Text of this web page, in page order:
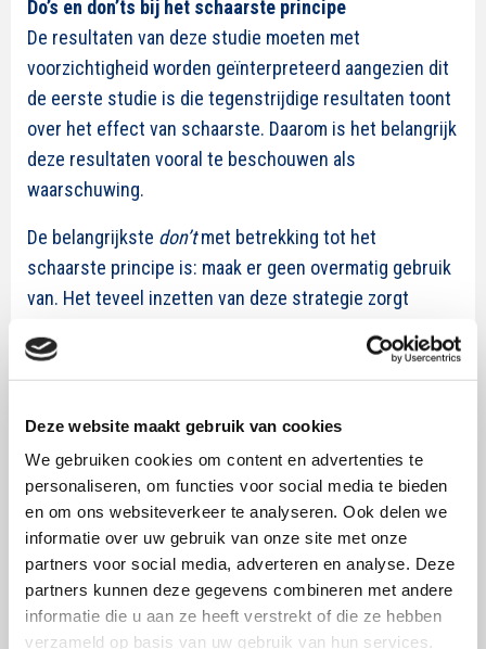
Deze website maakt gebruik van cookies
We gebruiken cookies om content en advertenties te
personaliseren, om functies voor social media te bieden
en om ons websiteverkeer te analyseren. Ook delen we
informatie over uw gebruik van onze site met onze
partners voor social media, adverteren en analyse. Deze
partners kunnen deze gegevens combineren met andere
informatie die u aan ze heeft verstrekt of die ze hebben
verzameld op basis van uw gebruik van hun services.
Do’s en don’ts bij het schaarste principe
De resultaten van deze studie moeten met
voorzichtigheid worden geïnterpreteerd aangezien dit
de eerste studie is die tegenstrijdige resultaten toont
over het effect van schaarste. Daarom is het belangrijk
deze resultaten vooral te beschouwen als
waarschuwing.
De belangrijkste don’tmet betrekking tot het
schaarste principe is: maak er geen overmatig gebruik
van. Het teveel inzetten van deze strategie zorgt
daadwerkelijk sprake is van schaarste. De
e-mail
een goed voorbeeld van: hierbij wordt schaarste zo
veelvuldig toegepast dat de nieuwsbrief abonnees er
geen aandacht meer aan besteden.